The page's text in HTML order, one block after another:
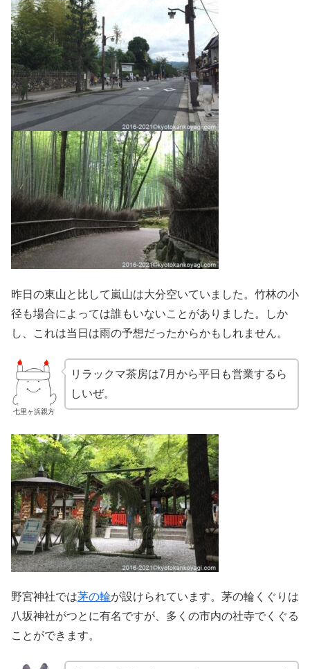
昨日の東山と比して嵐山は大分空いていました。竹林の小
径も場合によっては誰もいないことがありました。しか
し、これは当日は雨の予想だったからかもしれません。
七里ヶ浜親方
リラックマ茶房は7月から平日も営業するら
しいぜ。
野宮神社では茅の輪が設けられています。茅の輪くぐりは
八坂神社がつとに有名ですが、多くの市内の社寺でくぐる
ことができます。